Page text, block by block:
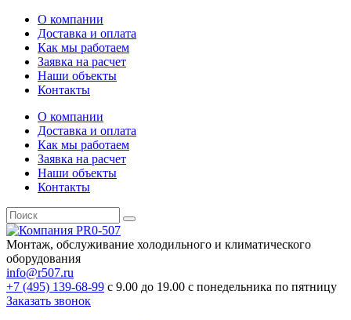
О компании
Доставка и оплата
Как мы работаем
Заявка на расчет
Наши объекты
Контакты
О компании
Доставка и оплата
Как мы работаем
Заявка на расчет
Наши объекты
Контакты
Монтаж, обслуживание холодильного и климатического
оборудования
info@r507.ru
+7 (495) 139-68-99 с 9.00 до 19.00 с понедельника по пятницу
Заказать звонок